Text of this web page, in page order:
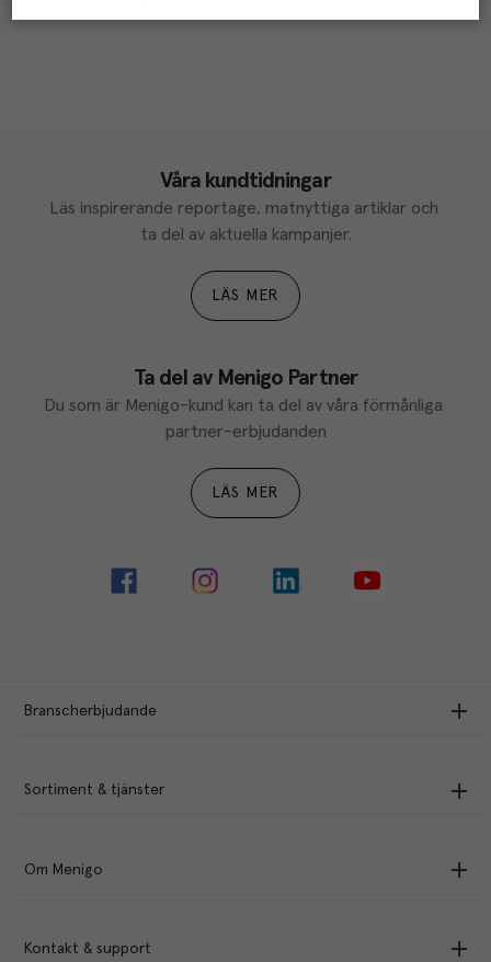
Våra kundtidningar
Läs inspirerande reportage, matnyttiga artiklar och
ta del av aktuella kampanjer.
LÄS MER
Ta del av Menigo Partner
Du som är Menigo-kund kan ta del av våra förmånliga
partner-erbjudanden
LÄS MER
Branscherbjudande
Sortiment & tjänster
Om Menigo
Kontakt & support